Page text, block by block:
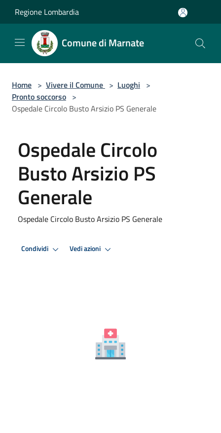
Regione Lombardia
Comune di Marnate
Home > Vivere il Comune > Luoghi >
Pronto soccorso >
Ospedale Circolo Busto Arsizio PS Generale
Ospedale Circolo
Busto Arsizio PS
Generale
Ospedale Circolo Busto Arsizio PS Generale
Condividi Vedi azioni